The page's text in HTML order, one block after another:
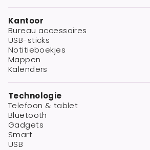
Kantoor
Bureau accessoires
USB-sticks
Notitieboekjes
Mappen
Kalenders
Technologie
Telefoon & tablet
Bluetooth
Gadgets
Smart
USB